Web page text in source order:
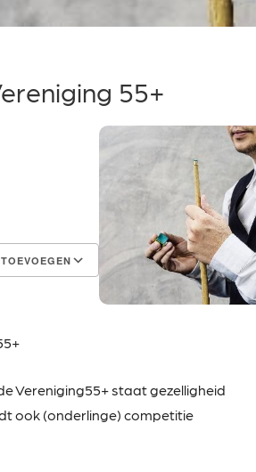
55+
Outlook Live
Vereniging55+ staatgezelligheid
ook (onderlinge) competitie